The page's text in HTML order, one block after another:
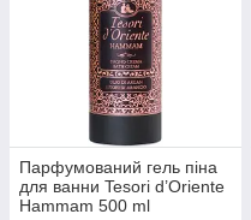
Парфумований гель піна
для ванни Tesori d’Oriente
Hammam 500 ml